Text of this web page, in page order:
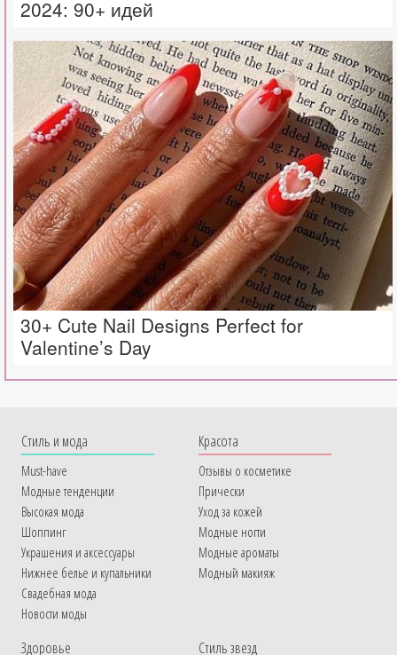
2024: 90+ идей
30+ Cute Nail Designs Perfect for
Valentine’s Day
Cтиль и мода
Must-have
Модные тенденции
Высокая мода
Шоппинг
Украшения и аксессуары
Нижнее белье и купальники
Свадебная мода
Новости моды
Красота
Отзывы о косметике
Прически
Уход за кожей
Модные ногти
Модные ароматы
Модный макияж
Здоровье Стиль звезд